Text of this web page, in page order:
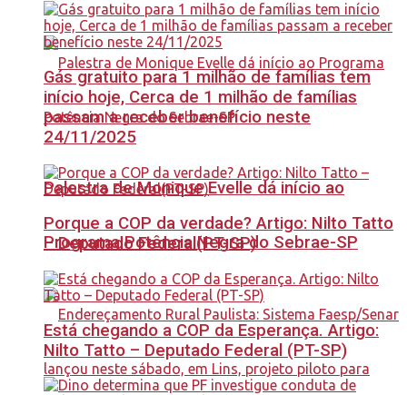
Palestra de Monique Evelle dá início ao
Programa Potência Negra do Sebrae-SP
Gás gratuito para 1 milhão de famílias tem
início hoje, Cerca de 1 milhão de famílias
passam a receber benefício neste
24/11/2025
Porque a COP da verdade? Artigo: Nilto Tatto
– Deputado Federal(PT-SP)
Está chegando a COP da Esperança. Artigo:
Nilto Tatto – Deputado Federal (PT-SP)